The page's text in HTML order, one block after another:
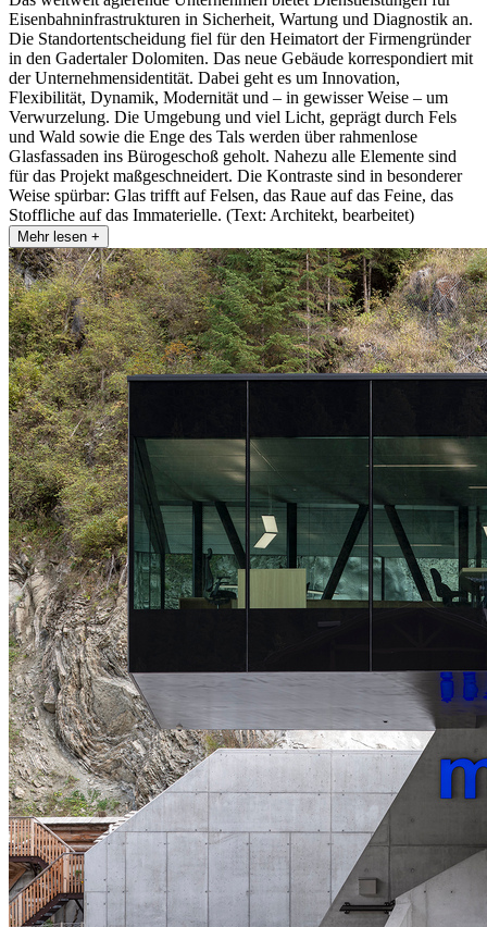
Eisenbahninfrastrukturen in Sicherheit, Wartung und Diagnostik an.
Die Standortentscheidung fiel für den Heimatort der Firmengründer
in den Gadertaler Dolomiten. Das neue Gebäude korrespondiert mit
der Unternehmensidentität. Dabei geht es um Innovation,
Flexibilität, Dynamik, Modernität und – in gewisser Weise – um
Verwurzelung. Die Umgebung und viel Licht, geprägt durch Fels
und Wald sowie die Enge des Tals werden über rahmenlose
Glasfassaden ins Bürogeschoß geholt. Nahezu alle Elemente sind
für das Projekt maßgeschneidert. Die Kontraste sind in besonderer
Weise spürbar: Glas trifft auf Felsen, das Raue auf das Feine, das
Stoffliche auf das Immaterielle. (Text: Architekt, bearbeitet)
Mehr lesen +